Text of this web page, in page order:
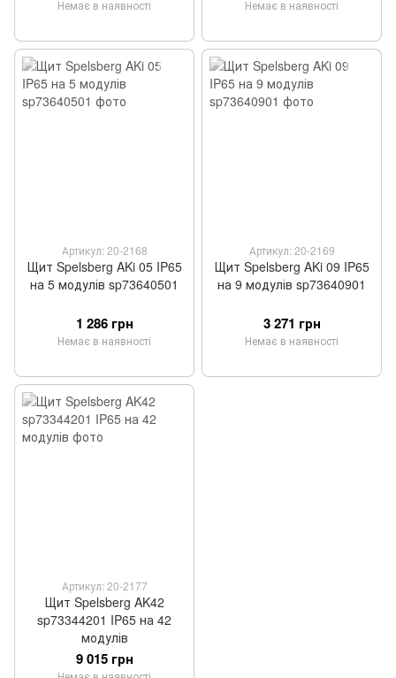
Немає в наявності Немає в наявності
Артикул: 20-2168
Щит Spelsberg AKi 05 IP65
на 5 модулів sp73640501
1 286 грн
Немає в наявності
Артикул: 20-2169
Щит Spelsberg AKi 09 IP65
на 9 модулів sp73640901
3 271 грн
Немає в наявності
Артикул: 20-2177
Щит Spelsberg AK42
sp73344201 IP65 на 42
модулів
9 015 грн